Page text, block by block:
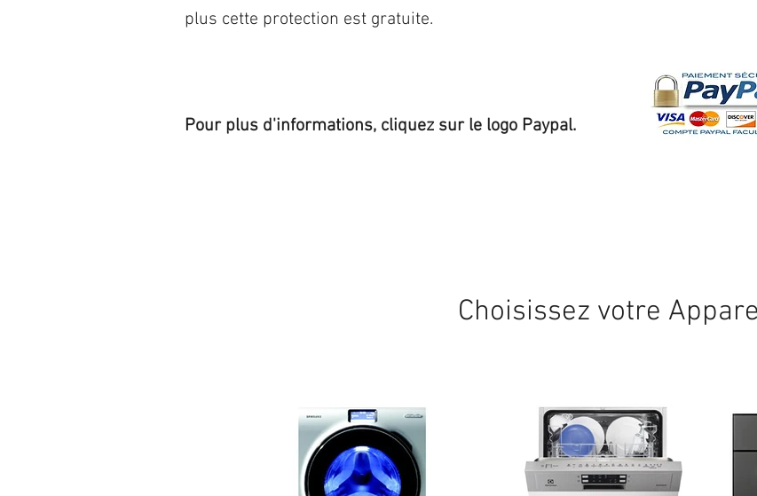
plus cette protection est gratuite.
Pour plus d'informations, cliquez sur le logo Paypal.
Choisissez votre